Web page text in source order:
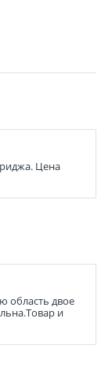
Цена
область двое
и